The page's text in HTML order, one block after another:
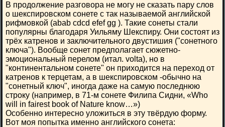
В продолжение разговора не могу не сказать пару слов
о шекспировском сонете с так называемой английской
рифмовкой (abab cdcd efef gg ). Такие сонеты стали
популярны благодаря Уильяму Шекспиру. Они состоят из
трёх катренов и заключительного двустишия ("сонетного
ключа"). Вообще сонет предполагает сюжетно-
эмоциональный перелом (итал. volta), но в
"континентальном сонете" он приходится на переход от
катренов к терцетам, а в шекспировском -обычно на
"сонетный ключ", иногда даже на самую последнюю
строку (например, в 71-м сонете Филипа Сидни, «Who
will in fairest book of Nature know…»)
Особенно интересно уложиться в эту твёрдую форму.
Вот моя попытка именно английского сонета: